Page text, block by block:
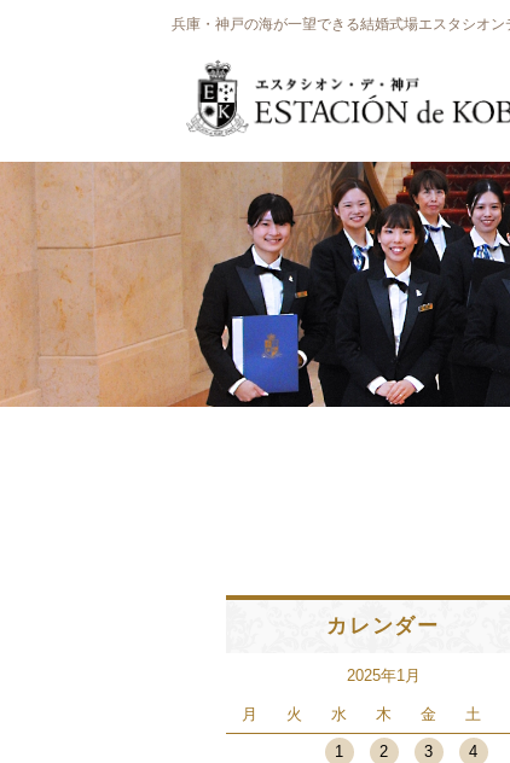
兵庫・神戸の海が一望できる結婚式場エスタシオン
カレンダー
2025年1月
月 火 水 木 金 土
1 2 3 4